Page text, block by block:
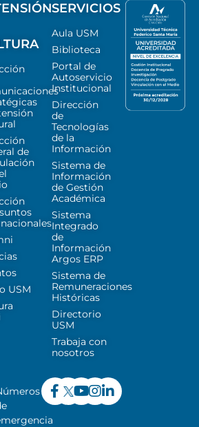
de
USM
SERVICIOS
Aula USM
Biblioteca
Portal de
Autoservicio
Institucional
Dirección
de
Tecnologías
de la
Información
Sistema de
Información
de Gestión
Académica
Sistema
Integrado
de
Información
Argos ERP
Sistema de
Remuneraciones
Históricas
Directorio
USM
Trabaja con
nosotros